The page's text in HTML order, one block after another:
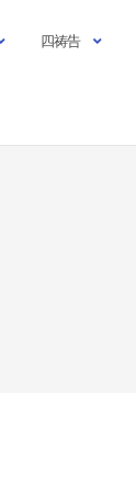
四祷告